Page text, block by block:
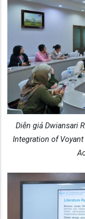
Diễn giả Dwiansari
Integration of